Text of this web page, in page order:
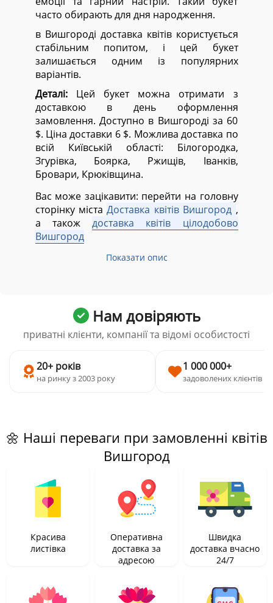
часто обирають для дня народження.
в Вишгороді доставка квітів користується
стабільним попитом, і цей букет
залишається одним із популярних
варіантів.
Деталі:Цей букет можна отримати з
доставкою в день оформлення
замовлення. Доступно в Вишгороді за 60
$. Ціна доставки 6 $. Можлива доставка по
всій Київській області: Білогородка,
Згурівка, Боярка, Ржищів, Іванків,
Бровари, Крюківщина.
Вас може зацікавити: перейти на головну
сторінку містаДоставка квітів Вишгород ,
а також доставка квітів цілодобово
Вишгород
Показати опис
Нам довіряють
приватні клієнти, компанії та відомі особистості
20+ років
на ринку з 2003 року
1 000 000+
задоволених клієнтів
🌼 Наші переваги при замовленні квітів
Вишгород
Красива
листівка
Оперативна
доставка за
адресою
Швидка
доставка вчасно
24/7